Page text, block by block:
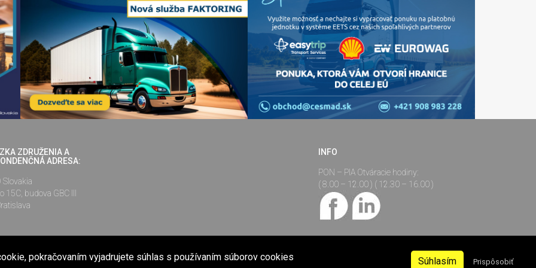
ZDRUŽENIA A
ADRESA:
Slovakia
15C, budova GBC III
INFO
PON – PIA Otváracie hodiny:
( 8.00 – 12.00 ) ( 12.30 – 16.00 )
Created by:CREBISO
pokračovaním vyjadrujete súhlas s používaním súborov cookies
Súhlasím Prispôsobiť